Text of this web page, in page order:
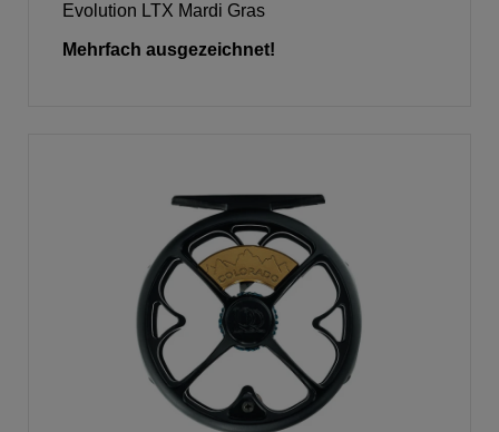
Evolution LTX Mardi Gras
Mehrfach ausgezeichnet!